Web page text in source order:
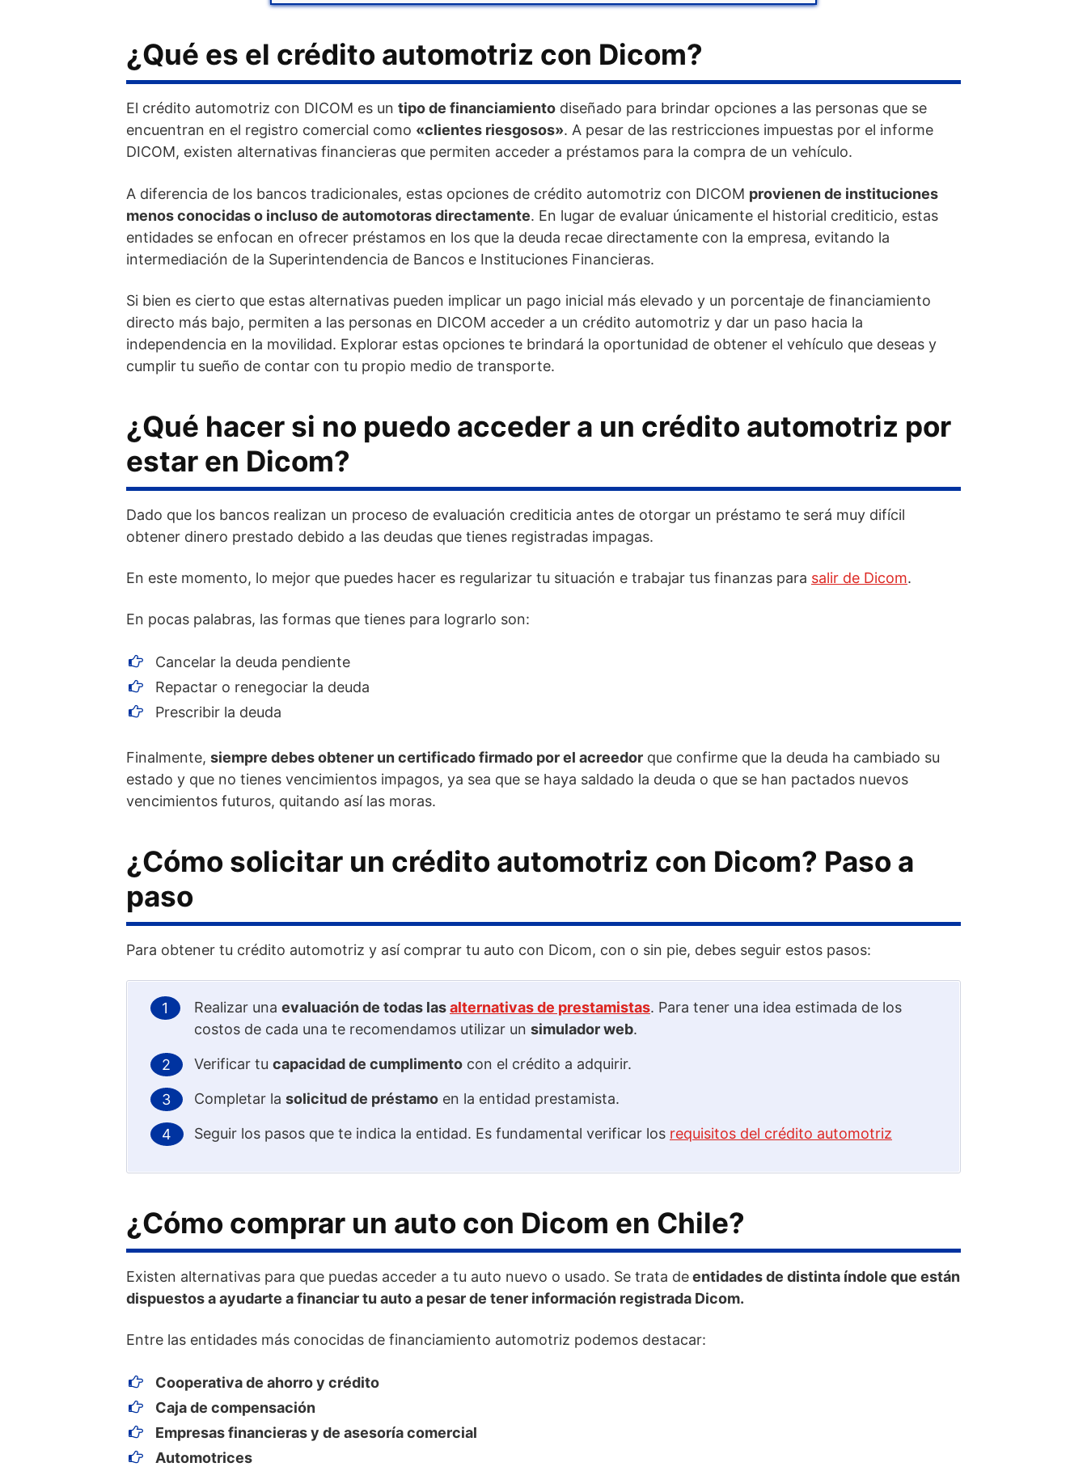
¿Qué es el crédito automotriz con Dicom?
El crédito automotriz con DICOM es un tipo de financiamiento diseñado para brindar opciones a las personas que se
encuentran en el registro comercial como «clientes riesgosos». A pesar de las restricciones impuestas por el informe
DICOM, existen alternativas financieras que permiten acceder a préstamos para la compra de un vehículo.
A diferencia de los bancos tradicionales, estas opciones de crédito automotriz con DICOM provienen de instituciones
menos conocidas o incluso de automotoras directamente. En lugar de evaluar únicamente el historial crediticio, estas
entidades se enfocan en ofrecer préstamos en los que la deuda recae directamente con la empresa, evitando la
intermediación de la Superintendencia de Bancos e Instituciones Financieras.
Si bien es cierto que estas alternativas pueden implicar un pago inicial más elevado y un porcentaje de financiamiento
directo más bajo, permiten a las personas en DICOM acceder a un crédito automotriz y dar un paso hacia la
independencia en la movilidad. Explorar estas opciones te brindará la oportunidad de obtener el vehículo que deseas y
cumplir tu sueño de contar con tu propio medio de transporte.
¿Qué hacer si no puedo acceder a un crédito automotriz por
estar en Dicom?
Dado que los bancos realizan un proceso de evaluación crediticia antes de otorgar un préstamo te será muy difícil
obtener dinero prestado debido a las deudas que tienes registradas impagas.
En este momento, lo mejor que puedes hacer es regularizar tu situación e trabajar tus finanzas para salir de Dicom.
En pocas palabras, las formas que tienes para lograrlo son:
Cancelar la deuda pendiente
Repactar o renegociar la deuda
Prescribir la deuda
Finalmente, siempre debes obtener un certificado firmado por el acreedor que confirme que la deuda ha cambiado su
estado y que no tienes vencimientos impagos, ya sea que se haya saldado la deuda o que se han pactados nuevos
vencimientos futuros, quitando así las moras.
¿Cómo solicitar un crédito automotriz con Dicom? Paso a
paso
Para obtener tu crédito automotriz y así comprar tu auto con Dicom, con o sin pie, debes seguir estos pasos:
Realizar una evaluación de todas lasalternativas de prestamistas. Para tener una idea estimada de los
costos de cada una te recomendamos utilizar un simulador web.
Verificar tu capacidad de cumplimento con el crédito a adquirir.
Completar la solicitud de préstamo en la entidad prestamista.
Seguir los pasos que te indica la entidad. Es fundamental verificar los requisitos del crédito automotriz
¿Cómo comprar un auto con Dicom en Chile?
Existen alternativas para que puedas acceder a tu auto nuevo o usado. Se trata deentidades de distinta índole que están
dispuestos a ayudarte a financiar tu auto a pesar de tener información registrada Dicom.
Entre las entidades más conocidas de financiamiento automotriz podemos destacar:
Cooperativa de ahorro y crédito
Caja de compensación
Empresas financieras y de asesoría comercial
Automotrices